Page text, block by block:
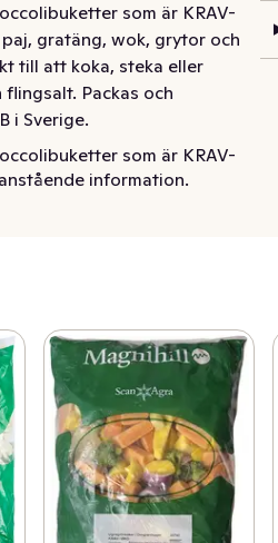
som är KRAV-
gratäng, wok, grytor och
till att koka, steka eller
Packas och
i Sverige.
som är KRAV-
gratäng, wok, grytor och
information.